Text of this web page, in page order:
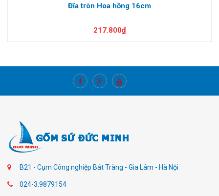
Đĩa tròn Hoa hồng 16cm
217.800₫
B21 - Cụm Công nghiệp Bát Tràng - Gia Lâm - Hà Nội
024-3.9879154